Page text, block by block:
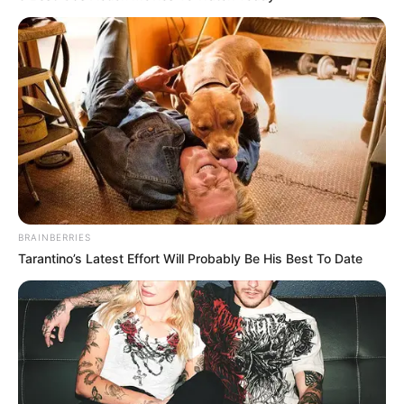
Imperfect: Karier, Cinta &
Timbangan
Eggnoid: Cinta & Portal
Waktu
Habibie dan Ainun 3 Jeritan Malam
BRAINBERRIES
Tarantino’s Latest Effort Will Probably Be His Best To Date